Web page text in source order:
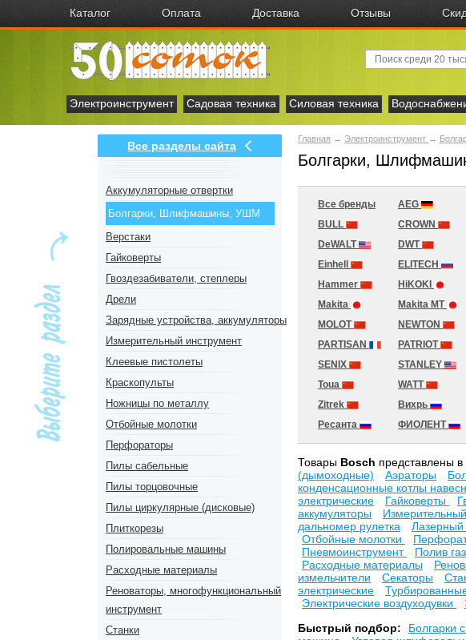
Каталог Оплата Доставка Отзывы
Электроинструмент
Садовая техника Силовая техника
Все разделы сайта
Аккумуляторные отвертки
Болгарки, Шлифмашины, УШМ
Верстаки
Гайковерты
Гвоздезабиватели, степлеры
Дрели
Зарядные устройства, аккумуляторы
Измерительный инструмент
Клеевые пистолеты
Краскопульты
Ножницы по металлу
Отбойные молотки
Перфораторы
Пилы сабельные
Пилы торцовочные
Пилы циркулярные (дисковые)
Плиткорезы
Полировальные машины
Расходные материалы
Реноваторы, многофункциональный
инструмент
Станки
Главная → Электроинструмент →
Болгарки,
Все бренды AEG
BULL
CROWN
DeWALT
DWT
Einhell
ELITECH
Hammer
HiKOKI
Makita
Makita MT
MOLOT
NEWTON
PARTISAN
PATRIOT
SENIX
STANLEY
Toua
WATT
Zitrek
Вихрь
Ресанта
ФИОЛЕНТ
Товары Bosch представлены в
(дымоходные)
Аэраторы
конденсационные котлы
электрические
Гайковерты
аккумуляторы
дальномер рулетка
Лазерный
Отбойные молотки
Пневмоинструмент
Полив
Расходные материалы
измельчители
Секаторы
электрические
Электрические воздуходувки
Быстрый подбор:
Болгарки